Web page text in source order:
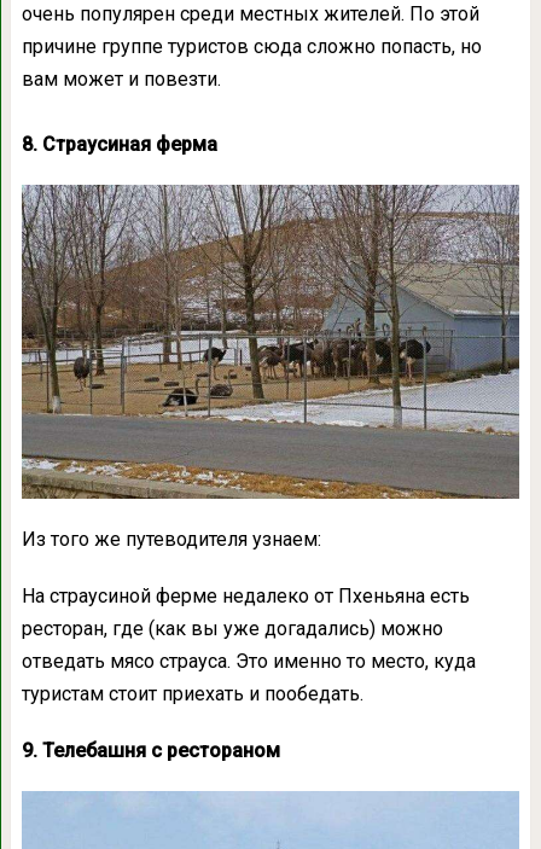
очень популярен среди местных жителей. По этой
причине группе туристов сюда сложно попасть, но
вам может и повезти.
8. Страусиная ферма
Из того же путеводителя узнаем:
На страусиной ферме недалеко от Пхеньяна есть
ресторан, где (как вы уже догадались) можно
отведать мясо страуса. Это именно то место, куда
туристам стоит приехать и пообедать.
9. Телебашня с рестораном